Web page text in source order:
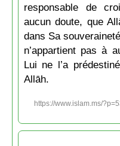
responsable de
aucun doute, que
dans Sa
n’appartient pas à
Lui ne l’a
Allāh.
https://www.islam.ms/